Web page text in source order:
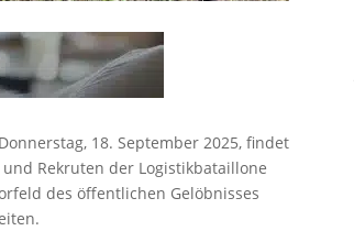
18. September 2025, findet
Rekruten der Logistikbataillone
des öffentlichen Gelöbnisses